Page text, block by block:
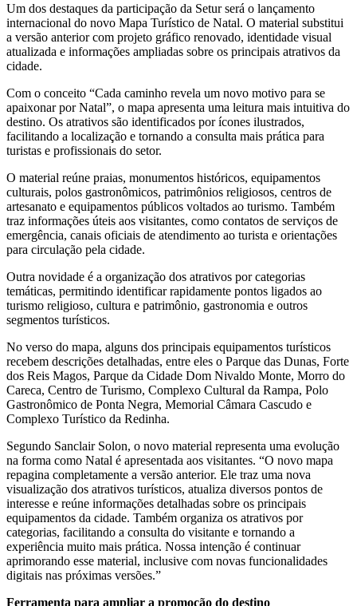
Um dos destaques da participação da Setur será o lançamento
internacional do novo Mapa Turístico de Natal. O material substitui
a versão anterior com projeto gráfico renovado, identidade visual
atualizada e informações ampliadas sobre os principais atrativos da
cidade.
Com o conceito “Cada caminho revela um novo motivo para se
apaixonar por Natal”, o mapa apresenta uma leitura mais intuitiva do
destino. Os atrativos são identificados por ícones ilustrados,
facilitando a localização e tornando a consulta mais prática para
turistas e profissionais do setor.
O material reúne praias, monumentos históricos, equipamentos
culturais, polos gastronômicos, patrimônios religiosos, centros de
artesanato e equipamentos públicos voltados ao turismo. Também
traz informações úteis aos visitantes, como contatos de serviços de
emergência, canais oficiais de atendimento ao turista e orientações
para circulação pela cidade.
Outra novidade é a organização dos atrativos por categorias
temáticas, permitindo identificar rapidamente pontos ligados ao
turismo religioso, cultura e patrimônio, gastronomia e outros
segmentos turísticos.
No verso do mapa, alguns dos principais equipamentos turísticos
recebem descrições detalhadas, entre eles o Parque das Dunas, Forte
dos Reis Magos, Parque da Cidade Dom Nivaldo Monte, Morro do
Careca, Centro de Turismo, Complexo Cultural da Rampa, Polo
Gastronômico de Ponta Negra, Memorial Câmara Cascudo e
Complexo Turístico da Redinha.
Segundo Sanclair Solon, o novo material representa uma evolução
na forma como Natal é apresentada aos visitantes. “O novo mapa
repagina completamente a versão anterior. Ele traz uma nova
visualização dos atrativos turísticos, atualiza diversos pontos de
interesse e reúne informações detalhadas sobre os principais
equipamentos da cidade. Também organiza os atrativos por
categorias, facilitando a consulta do visitante e tornando a
experiência muito mais prática. Nossa intenção é continuar
aprimorando esse material, inclusive com novas funcionalidades
digitais nas próximas versões.”
Ferramenta para ampliar a promoção do destino